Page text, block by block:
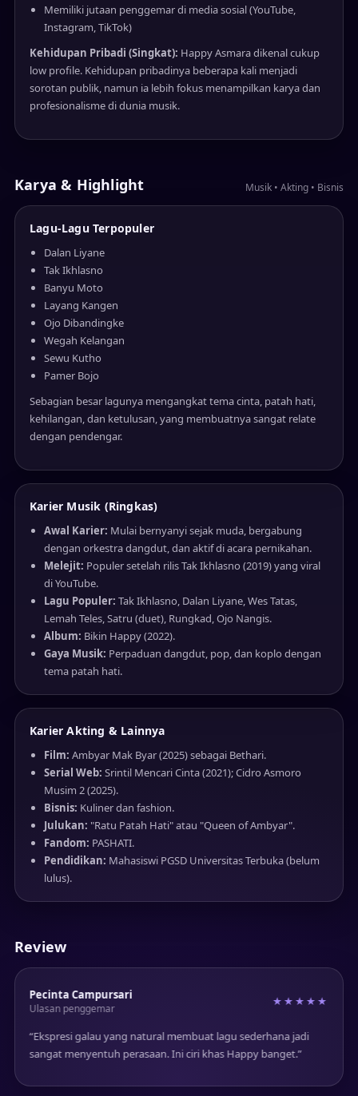
Memiliki jutaan penggemar di media sosial (YouTube,
Instagram, TikTok)
Kehidupan Pribadi (Singkat): Happy Asmara dikenal cukup
low profile. Kehidupan pribadinya beberapa kali menjadi
sorotan publik, namun ia lebih fokus menampilkan karya dan
profesionalisme di dunia musik.
Karya & Highlight Musik • Akting • Bisnis
Lagu-Lagu Terpopuler
Dalan Liyane
Tak Ikhlasno
Banyu Moto
Layang Kangen
Ojo Dibandingke
Wegah Kelangan
Sewu Kutho
Pamer Bojo
Sebagian besar lagunya mengangkat tema cinta, patah hati,
kehilangan, dan ketulusan, yang membuatnya sangat relate
dengan pendengar.
Karier Musik (Ringkas)
Awal Karier: Mulai bernyanyi sejak muda, bergabung
dengan orkestra dangdut, dan aktif di acara pernikahan.
Melejit: Populer setelah rilis Tak Ikhlasno (2019) yang viral
di YouTube.
Lagu Populer: Tak Ikhlasno, Dalan Liyane, Wes Tatas,
Lemah Teles, Satru (duet), Rungkad, Ojo Nangis.
Album: Bikin Happy (2022).
Gaya Musik: Perpaduan dangdut, pop, dan koplo dengan
tema patah hati.
Karier Akting & Lainnya
Film: Ambyar Mak Byar (2025) sebagai Bethari.
Serial Web: Srintil Mencari Cinta (2021); Cidro Asmoro
Musim 2 (2025).
Bisnis: Kuliner dan fashion.
Julukan: "Ratu Patah Hati" atau "Queen of Ambyar".
Fandom: PASHATI.
Pendidikan: Mahasiswi PGSD Universitas Terbuka (belum
lulus).
Review
Pecinta Campursari
Ulasan penggemar
★★★★★
“Ekspresi galau yang natural membuat lagu sederhana jadi
sangat menyentuh perasaan. Ini ciri khas Happy banget.”